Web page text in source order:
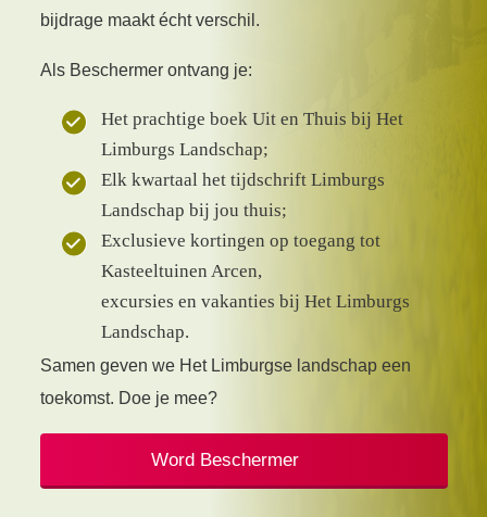
bijdrage maakt écht verschil.
Als Beschermer ontvang je:
Het prachtige boek Uit en Thuis bij Het
Limburgs Landschap;
Elk kwartaal het tijdschrift Limburgs
Landschap bij jou thuis;
Exclusieve kortingen op toegang tot
Kasteeltuinen Arcen,
excursies en vakanties bij Het Limburgs
Landschap.
Samen geven we Het Limburgse landschap een
toekomst. Doe je mee?
Word Beschermer